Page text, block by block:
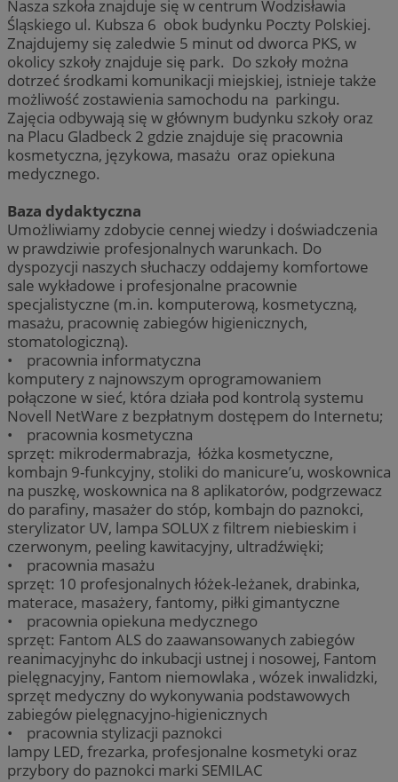
Nasza szkoła znajduje się w centrum Wodzisławia
Śląskiego ul. Kubsza 6 obok budynku Poczty Polskiej.
Znajdujemy się zaledwie 5 minut od dworca PKS, w
okolicy szkoły znajduje się park. Do szkoły można
dotrzeć środkami komunikacji miejskiej, istnieje także
możliwość zostawienia samochodu na parkingu.
Zajęcia odbywają się w głównym budynku szkoły oraz
na Placu Gladbeck 2 gdzie znajduje się pracownia
kosmetyczna, językowa, masażu oraz opiekuna
medycznego.
Baza dydaktyczna
Umożliwiamy zdobycie cennej wiedzy i doświadczenia
w prawdziwie profesjonalnych warunkach. Do
dyspozycji naszych słuchaczy oddajemy komfortowe
sale wykładowe i profesjonalne pracownie
specjalistyczne (m.in. komputerową, kosmetyczną,
masażu, pracownię zabiegów higienicznych,
stomatologiczną).
• pracownia informatyczna
komputery z najnowszym oprogramowaniem
połączone w sieć, która działa pod kontrolą systemu
Novell NetWare z bezpłatnym dostępem do Internetu;
• pracownia kosmetyczna
sprzęt: mikrodermabrazja, łóżka kosmetyczne,
kombajn 9-funkcyjny, stoliki do manicure’u, woskownica
na puszkę, woskownica na 8 aplikatorów, podgrzewacz
do parafiny, masażer do stóp, kombajn do paznokci,
sterylizator UV, lampa SOLUX z filtrem niebieskim i
czerwonym, peeling kawitacyjny, ultradźwięki;
• pracownia masażu
sprzęt: 10 profesjonalnych łóżek-leżanek, drabinka,
materace, masażery, fantomy, piłki gimantyczne
• pracownia opiekuna medycznego
sprzęt: Fantom ALS do zaawansowanych zabiegów
reanimacyjnyhc do inkubacji ustnej i nosowej, Fantom
pielęgnacyjny, Fantom niemowlaka , wózek inwalidzki,
sprzęt medyczny do wykonywania podstawowych
zabiegów pielęgnacyjno-higienicznych
• pracownia stylizacji paznokci
lampy LED, frezarka, profesjonalne kosmetyki oraz
przybory do paznokci marki SEMILAC